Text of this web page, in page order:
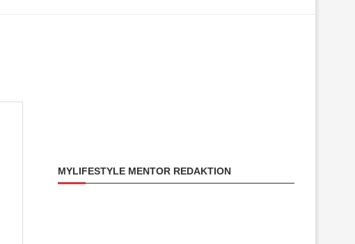
MYLIFESTYLE MENTOR REDAKTION